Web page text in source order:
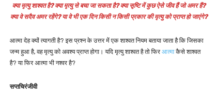
क्या मृत्यु शाश्वत है? क्या मृत्यु से बचा जा सकता है? क्या सृष्टि में कुछ ऐसे जीव हैं जो अमर हैं?
क्या वे सदैव अमर रहेंगे? या वे भी एक दिन किसी न किसी प्रकार की मृत्यु को प्राप्त हो जाएंगे?
आत्मा देह क्यों त्यागती है? इस प्रश्न के उत्तर में एक शाश्वत नियम बताया जाता है कि जिसका
जन्म हुआ है, वह मृत्यु को अवश्य प्राप्त होगा। यदि मृत्यु शाश्वत है तो फिर आत्माकैसे शाश्वत
है? या फिर आत्मा भी नश्वर है?
सप्तचिरंजीवी